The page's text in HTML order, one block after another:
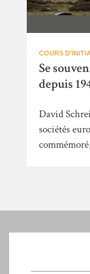
COURS
Se
depuis
David
sociétés